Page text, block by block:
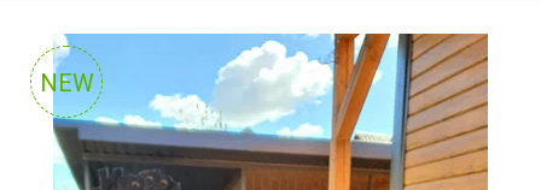
ВОЛОС
БЬЮТИ-
БОКСЫ
NEW